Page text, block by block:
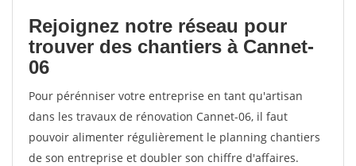
Rejoignez notre réseau pour
trouver des chantiers à Cannet-
06
Pour pérénniser votre entreprise en tant qu'artisan
dans les travaux de rénovation Cannet-06, il faut
pouvoir alimenter régulièrement le planning chantiers
de son entreprise et doubler son chiffre d'affaires.